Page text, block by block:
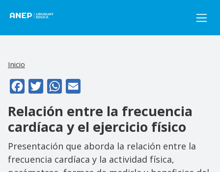
Inicio
FacebookTwitterWhatsApp
Relación entre la frecuencia
cardíaca y el ejercicio físico
Presentación que aborda la relación entre la
frecuencia cardíaca y la actividad física,